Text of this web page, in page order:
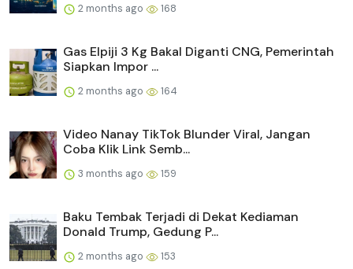
2 months ago 168
Gas Elpiji 3 Kg Bakal Diganti CNG, Pemerintah
Siapkan Impor ...
2 months ago 164
Video Nanay TikTok Blunder Viral, Jangan
Coba Klik Link Semb...
3 months ago 159
Baku Tembak Terjadi di Dekat Kediaman
Donald Trump, Gedung P...
2 months ago 153